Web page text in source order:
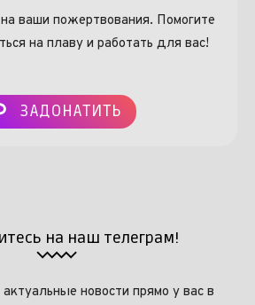
ваши пожертвования. Помогите
на плаву и работать для вас!
ЗАДОНАТИТЬ
на наш телеграм!
новости прямо у вас в